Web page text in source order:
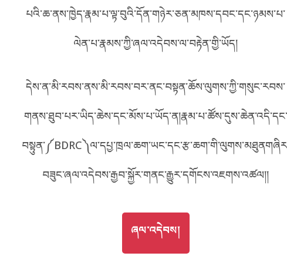
བོད་ཡིག
English
ភាសាខ្មែរ
པའི་ཆ་ནས་ཁྱེད་རྣམ་པ་ལྟ་བུའི་དོན་གཉེར་ཅན་མཁས་དབང་དང་ཉམས་པ་
ལེན་པ་རྣམས་ཀྱི་ཞལ་འདེབས་ལ་བརྟེན་གྱི་ཡོད།
དེས་ན་མི་རབས་ནས་མི་རབས་བར་ནང་བསྟན་ཆོས་ལུགས་ཀྱི་གསུང་རབས་
གནས་ཐུབ་པར་ཡིད་ཆེས་དང་མོས་པ་ཡོད་ན།རྣམ་པ་ཚོས་དུས་ཆེན་འདི་དང་
བཟུང་ཞལ་འདེབས་རྒྱབ་སྐྱོར་གནང་རྒྱུར་དགོངས་འཇགས་འཚལ།།
GO TOཞལ་འདེབས།
ཞལ་འདེབས།